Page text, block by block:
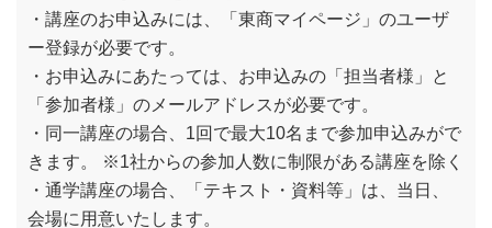
・講座のお申込みには、「東商マイページ」のユーザ
ー登録が必要です。
・お申込みにあたっては、お申込みの「担当者様」と
「参加者様」のメールアドレスが必要です。
・同一講座の場合、1回で最大10名まで参加申込みがで
きます。 ※1社からの参加人数に制限がある講座を除く
・通学講座の場合、「テキスト・資料等」は、当日、
会場に用意いたします。